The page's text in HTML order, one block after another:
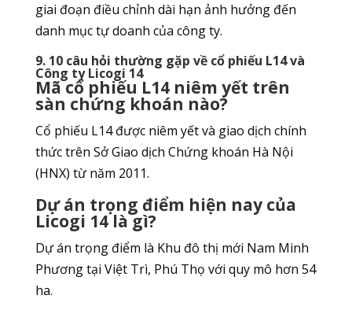
giai đoạn điều chỉnh dài hạn ảnh hưởng đến
danh mục tự doanh của công ty.
9. 10 câu hỏi thường gặp về cổ phiếu L14 và
Công ty Licogi 14
Mã cổ phiếu L14 niêm yết trên
sàn chứng khoán nào?
Cổ phiếu L14 được niêm yết và giao dịch chính
thức trên Sở Giao dịch Chứng khoán Hà Nội
(HNX) từ năm 2011.
Dự án trọng điểm hiện nay của
Licogi 14 là gì?
Dự án trọng điểm là Khu đô thị mới Nam Minh
Phương tại Việt Trì, Phú Thọ với quy mô hơn 54
ha.